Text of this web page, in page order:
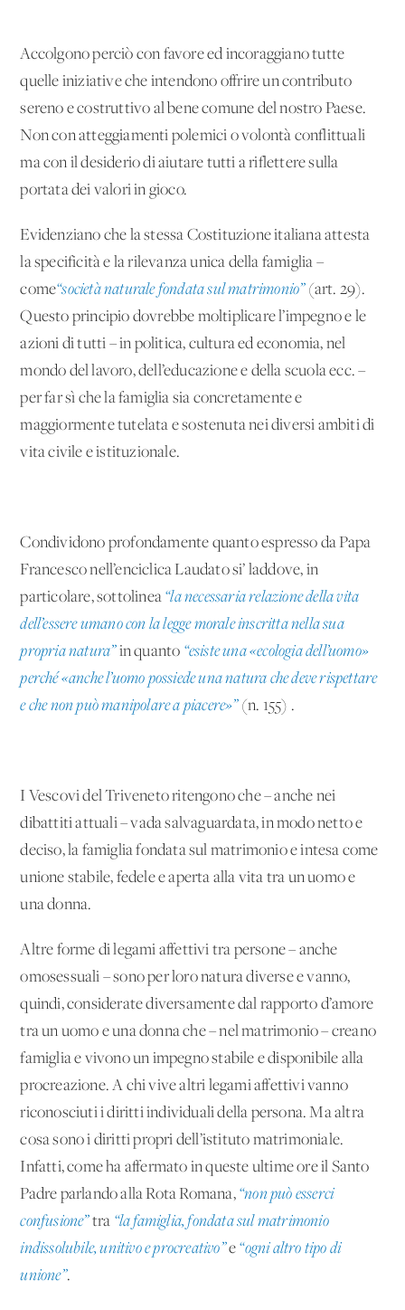
Accolgono perciò con favore ed incoraggiano tutte
quelle iniziative che intendono offrire un contributo
sereno e costruttivo al bene comune del nostro Paese.
Non con atteggiamenti polemici o volontà conflittuali
ma con il desiderio di aiutare tutti a riflettere sulla
portata dei valori in gioco.
Evidenziano che la stessa Costituzione italiana attesta
la specificità e la rilevanza unica della famiglia –
come“società naturale fondata sul matrimonio”(art. 29).
Questo principio dovrebbe moltiplicare l’impegno e le
azioni di tutti – in politica, cultura ed economia, nel
mondo del lavoro, dell’educazione e della scuola ecc. –
per far sì che la famiglia sia concretamente e
maggiormente tutelata e sostenuta nei diversi ambiti di
vita civile e istituzionale.
Condividono profondamente quanto espresso da Papa
Francesco nell’enciclica Laudato si’ laddove, in
particolare, sottolinea “la necessaria relazione della vita
dell’essere umano con la legge morale inscritta nella sua
propria natura”in quanto “esiste una «ecologia dell’uomo»
perché «anche l’uomo possiede una natura che deve rispettare
e che non può manipolare a piacere»”(n. 155) .
I Vescovi del Triveneto ritengono che – anche nei
dibattiti attuali – vada salvaguardata, in modo netto e
deciso, la famiglia fondata sul matrimonio e intesa come
unione stabile, fedele e aperta alla vita tra un uomo e
una donna.
Altre forme di legami affettivi tra persone – anche
omosessuali – sono per loro natura diverse e vanno,
quindi, considerate diversamente dal rapporto d’amore
tra un uomo e una donna che – nel matrimonio – creano
famiglia e vivono un impegno stabile e disponibile alla
procreazione. A chi vive altri legami affettivi vanno
riconosciuti i diritti individuali della persona. Ma altra
cosa sono i diritti propri dell’istituto matrimoniale.
Infatti, come ha affermato in queste ultime ore il Santo
Padre parlando alla Rota Romana, “non può esserci
confusione”tra “la famiglia, fondata sul matrimonio
indissolubile, unitivo e procreativo”e “ogni altro tipo di
unione”.